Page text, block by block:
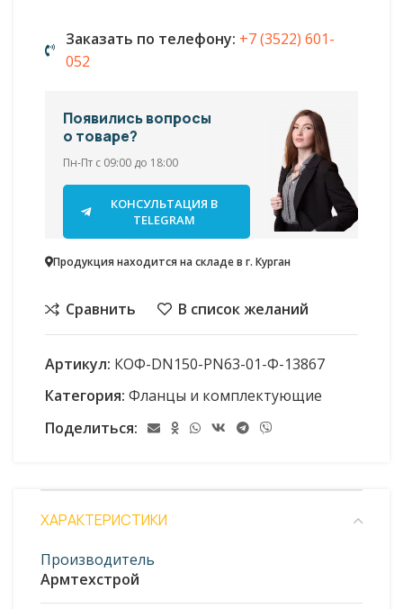
Заказать по телефону: +7 (3522) 601-
052
Появились вопросы
о товаре?
Пн-Пт с 09:00 до 18:00
КОНСУЛЬТАЦИЯ В
TELEGRAM
Продукция находится на складе в г. Курган
Сравнить В список желаний
Артикул: КОФ-DN150-PN63-01-Ф-13867
Категория: Фланцы и комплектующие
Поделиться:
ХАРАКТЕРИСТИКИ
Производитель
Армтехстрой